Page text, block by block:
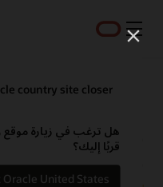
القائمة
country site closer
قربًا إليك؟
Oracle United States
ما المقصود